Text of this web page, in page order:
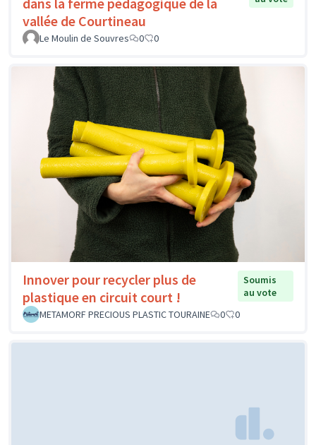
vallée de Courtineau
Le Moulin de Souvres 0 0
Innover pour recycler plus de
plastique en circuit court !
Soumis
au vote
METAMORF PRECIOUS PLASTIC TOURAINE
0 0